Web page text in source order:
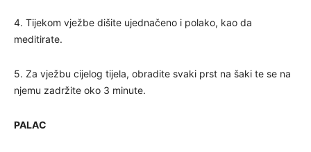
4. Tijekom vježbe dišite ujednačeno i polako, kao da
meditirate.
5. Za vježbu cijelog tijela, obradite svaki prst na šaki te se na
njemu zadržite oko 3 minute.
PALAC